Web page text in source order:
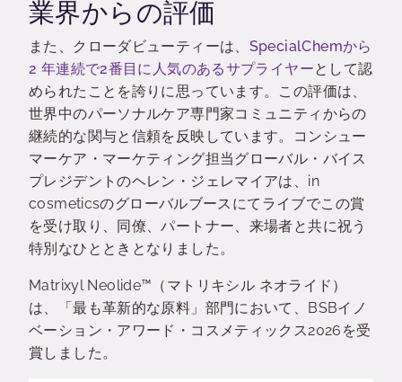
業界からの評価
また、クローダビューティーは、 SpecialChemから
2 年連続で2番目に人気のあるサプライヤーとして認
められたことを誇りに思っています。この評価は、
世界中のパーソナルケア専門家コミュニティからの
継続的な関与と信頼を反映しています。コンシュー
マーケア・マーケティング担当グローバル・バイス
プレジデントのヘレン・ジェレマイアは、in
cosmeticsのグローバルブースにてライブでこの賞
を受け取り、同僚、パートナー、来場者と共に祝う
特別なひとときとなりました。
Matrixyl Neolide™（マトリキシル ネオライド）
は、「最も革新的な原料」部門において、BSBイノ
ベーション・アワード・コスメティックス2026を受
賞しました。